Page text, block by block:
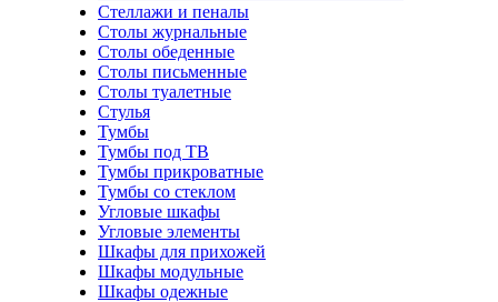
Стеллажи и пеналы
Столы журнальные
Столы обеденные
Столы письменные
Столы туалетные
Стулья
Тумбы
Тумбы под ТВ
Тумбы прикроватные
Тумбы со стеклом
Угловые шкафы
Угловые элементы
Шкафы для прихожей
Шкафы модульные
Шкафы одежные